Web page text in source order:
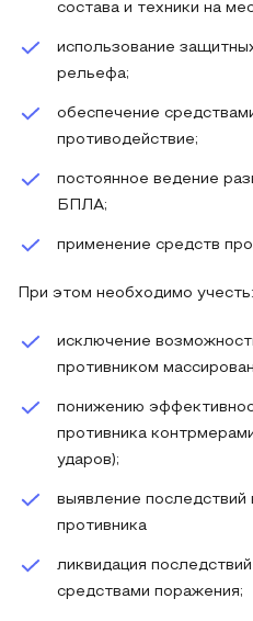
состава и техники на
использование
рельефа;
обеспечение
противодействие;
постоянное ведение
БПЛА;
применение средств
При этом необходимо учесть:
исключение
противником
понижению
противника
ударов);
выявление последствий
противника
ликвидация
средствами поражения;